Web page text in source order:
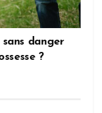
danger
?